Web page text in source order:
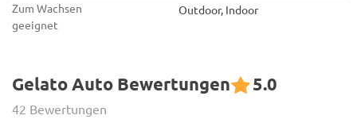
Zum Wachsen
geeignet
Outdoor, Indoor
Gelato Auto Bewertungen 5.0
42 Bewertungen